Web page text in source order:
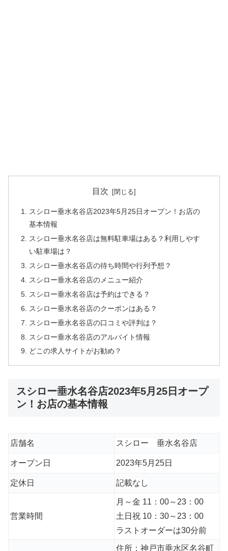
目次
スシロー垂水名谷店2023年5月25日オープン！お店の
基本情報
スシロー垂水名谷店は無料駐車場はある？利用しやす
い駐車場は？
スシロー垂水名谷店の待ち時間や行列予想？
スシロー垂水名谷店のメニュー紹介
スシロー垂水名谷店は予約はできる？
スシロー垂水名谷店のクーポンはある？
スシロー垂水名谷店の口コミや評判は？
スシロー垂水名谷店のアルバイト情報
どこの求人サイトがお勧め？
スシロー垂水名谷店2023年5月25日オープ
ン！お店の基本情報
店舗名 スシロー 垂水名谷店
オープン日 2023年5月25日
定休日 記載なし
営業時間
月～金 11：00～23：00
土日祝 10：30～23：00
ラストオーダーは30分前
住所：神戸市垂水区名谷町